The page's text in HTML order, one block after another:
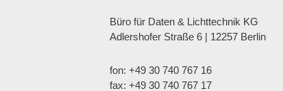
Büro für Daten & Lichttechnik KG
Adlershofer Straße 6 | 12257 Berlin
fon: +49 30 740 767 16
fax: +49 30 740 767 17